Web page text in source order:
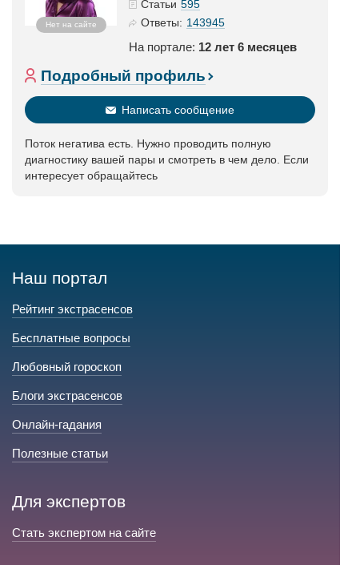
Нет на сайте
Статьи 595
Ответы: 143945
На портале: 12 лет 6 месяцев
Подробный профиль
Написать сообщение
Поток негатива есть. Нужно проводить полную
диагностику вашей пары и смотреть в чем дело. Если
интересует обращайтесь
Наш портал
Рейтинг экстрасенсов
Бесплатные вопросы
Любовный гороскоп
Блоги экстрасенсов
Онлайн-гадания
Полезные статьи
Для экспертов
Стать экспертом на сайте